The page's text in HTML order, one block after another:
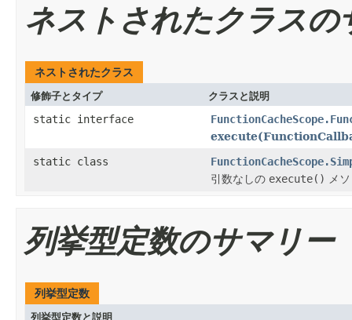
ネストされたクラスの
ネストされたクラス
修飾子とタイプ クラスと説明
static interface
static class
引数なしの execute() メ
列挙型定数のサマリー
列挙型定数
列挙型定数と説明